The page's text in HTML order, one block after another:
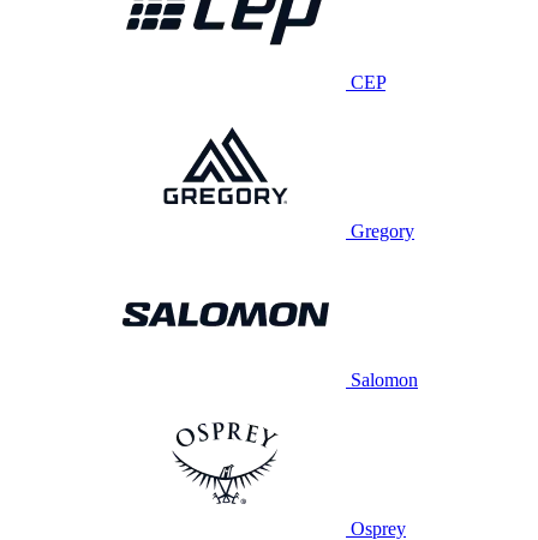
CEP
Gregory
Salomon
Osprey